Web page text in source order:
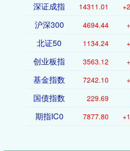
深证成指 14311.01
沪深300 4694.44
北证50 1134.24
创业板指 3563.12
基金指数 7242.10
国债指数 229.69
期指IC0 7877.80